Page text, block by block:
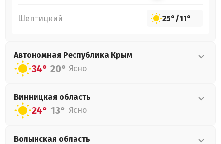
Шептицкий 25°/11°
Автономная Республика Крым
34° 20° Ясно
Винницкая область
24° 13° Ясно
Волынская область